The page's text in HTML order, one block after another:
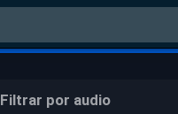
Filtrar por audio